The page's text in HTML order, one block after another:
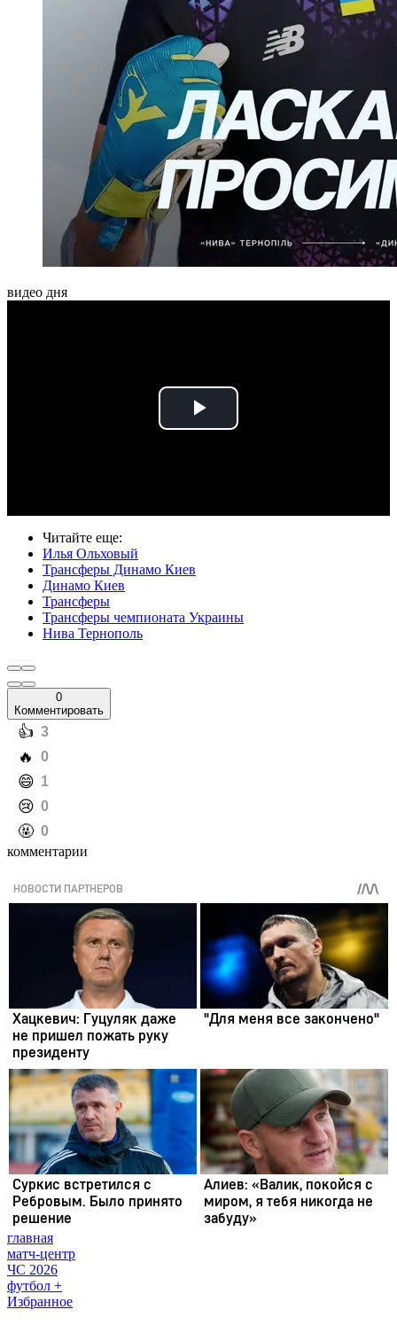
видео дня
Play
Читайте еще:
Илья Ольховый
Трансферы Динамо Киев
Динамо Киев
Трансферы
Трансферы чемпионата Украины
Нива Тернополь
0
Комментировать
️👍 3
️🔥 0
️😄 1
️😢 0
️🤬 0
комментарии
главная
матч-центр
ЧС 2026
футбол +
Избранное